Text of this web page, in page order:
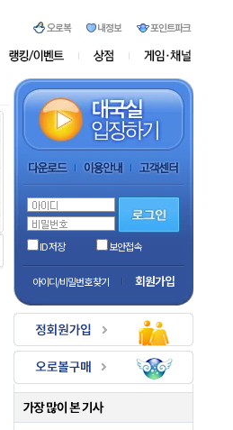
ID 저장 보안접속
아이디/비밀번호 찾기 회원가입